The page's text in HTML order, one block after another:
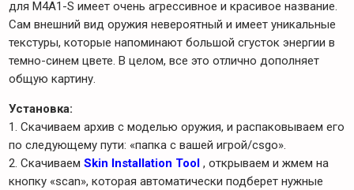
для M4A1-S имеет очень агрессивное и красивое название.
Сам внешний вид оружия невероятный и имеет уникальные
текстуры, которые напоминают большой сгусток энергии в
темно-синем цвете. В целом, все это отлично дополняет
общую картину.
Установка:
1. Скачиваем архив с моделью оружия, и распаковываем его
по следующему пути: «папка с вашей игрой/csgo».
2. Скачиваем Skin Installation Tool , открываем и жмем на
кнопку «scan», которая автоматически подберет нужные